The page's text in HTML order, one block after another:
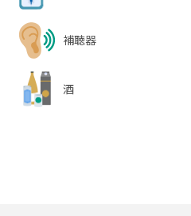
補聴器
酒